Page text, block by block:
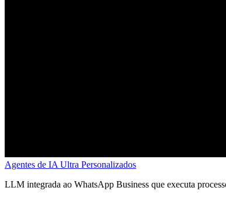
Agentes de IA Ultra Personalizados
LLM integrada ao WhatsApp Business que executa